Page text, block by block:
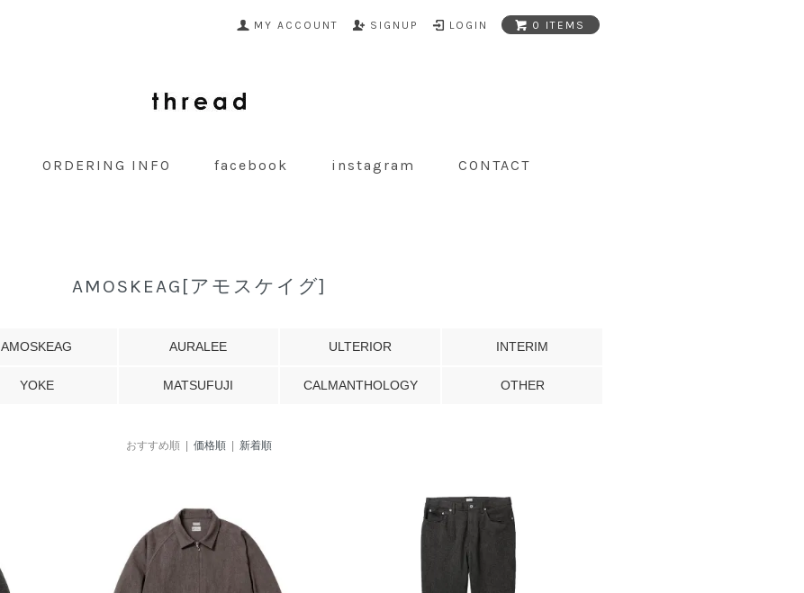
MY ACCOUNT SIGNUP LOGIN 0 ITEMS
ORDERING INFO facebook instagram CONTACT
AMOSKEAG[アモスケイグ]
AMOSKEAG AURALEE ULTERIOR INTERIM
YOKE MATSUFUJI CALMANTHOLOGY OTHER
おすすめ順 | 価格順 新着順